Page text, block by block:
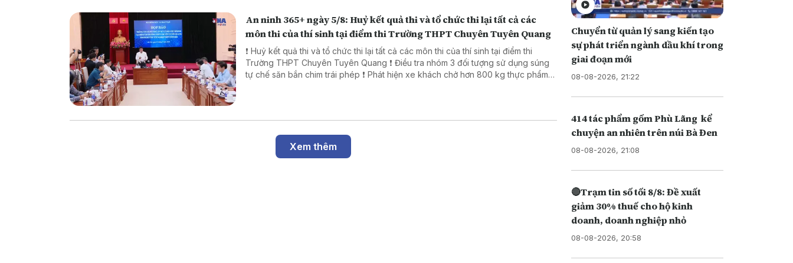
An ninh 365+ ngày 5/8: Huỷ kết quả thi và tổ chức thi lại tất cả các
môn thi của thí sinh tại điểm thi Trường THPT Chuyên Tuyên Quang
❗ Huỷ kết quả thi và tổ chức thi lại tất cả các môn thi của thí sinh tại điểm thi
Trường THPT Chuyên Tuyên Quang ❗ Điều tra nhóm 3 đối tượng sử dụng súng
tự chế săn bắn chim trái phép ❗ Phát hiện xe khách chở hơn 800 kg thực phẩm
Xem thêm
Chuyển từ quản lý sang kiến tạo
sự phát triển ngành dầu khí trong
giai đoạn mới
08-08-2026, 21:22
414 tác phẩm gốm Phù Lãng kể
chuyện an nhiên trên núi Bà Đen
08-08-2026, 21:08
🔴Trạm tin số tối 8/8: Đề xuất
giảm 30% thuế cho hộ kinh
doanh, doanh nghiệp nhỏ
08-08-2026, 20:58